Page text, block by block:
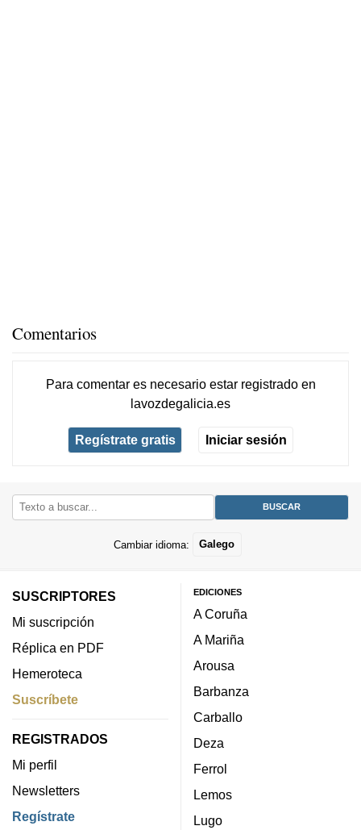
Comentarios
Para comentar es necesario estar registradoen
lavozdegalicia.es
Regístrate gratis Iniciar sesión
Cambiar idioma: Galego
SUSCRIPTORES
Mi suscripción
Réplica en PDF
Hemeroteca
Suscríbete
REGISTRADOS
Mi perfil
Newsletters
Regístrate
EDICIONES
A Coruña
A Mariña
Arousa
Barbanza
Carballo
Deza
Ferrol
Lemos
Lugo